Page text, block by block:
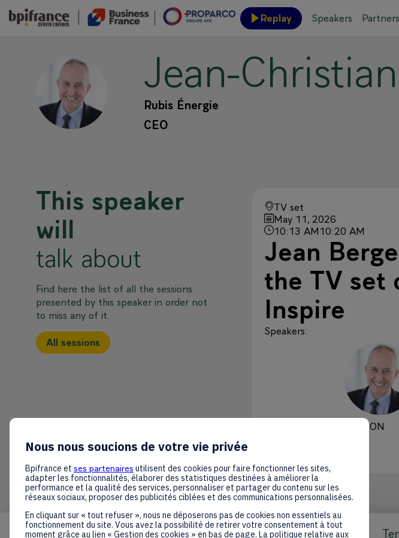
Replay Speakers Partners
Event site map
JB Jean-Christian
Rubis Énergie
CEO
This speaker
will
talk about
Find here the list of all the sessions
presented by this speaker in order not
to miss any of it.
All sessions
TV set
May 11, 2026
10:13 AM 10:20 AM
Jean
the TV set
Inspire
Speakers:
JB
BERGERON
Nous nous soucions de votre vie privée
Bpifrance et ses partenaires utilisent des cookies pour faire fonctionner les sites,
adapter les fonctionnalités, élaborer des statistiques destinées à améliorer la
performance et la qualité des services, personnaliser et partager du contenu sur les
réseaux sociaux, proposer des publicités ciblées et des communications personnalisées.
En cliquant sur « tout refuser », nous ne déposerons pas de cookies non essentiels au
fonctionnement du site. Vous avez la possibilité de retirer votre consentement à tout
moment grâce au lien « Gestion des cookies » en bas de page. La politique relative aux